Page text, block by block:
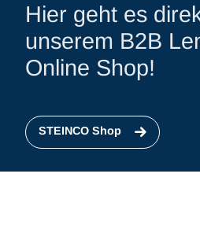
Hier geht es
unserem B2B
Online Shop!
STEINCO Shop